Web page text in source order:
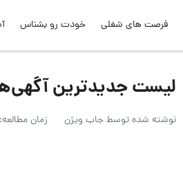
فرصت های شغلی خودت رو بشناس
لیست جدیدترین آگهی‌های
نوشته شده توسطجاب ویژن زمان مطالعه: 1دقیقه